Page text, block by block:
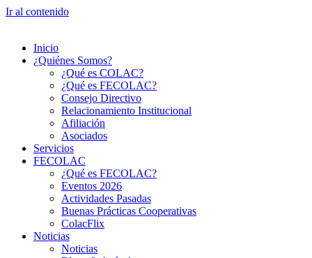
Ir al contenido
Inicio
¿Quiénes Somos?
¿Qué es COLAC?
¿Qué es FECOLAC?
Consejo Directivo
Relacionamiento Institucional
Afiliación
Asociados
Servicios
FECOLAC
¿Qué es FECOLAC?
Eventos 2026
Actividades Pasadas
Buenas Prácticas Cooperativas
ColacFlix
Noticias
Noticias